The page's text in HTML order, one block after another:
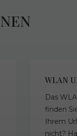
WLAN
Das
finden
Ihrem
nicht?